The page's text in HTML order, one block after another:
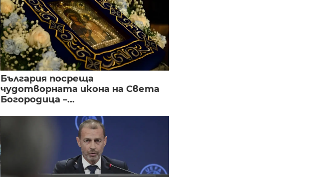
България посреща
чудотворната икона на Света
Богородица –...